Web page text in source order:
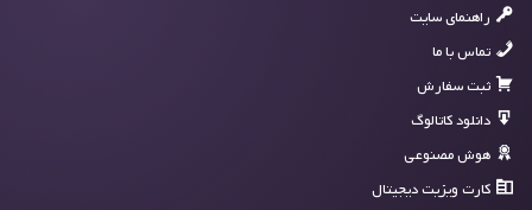
راهنمای سایت
تماس با ما
ثبت سفارش
دانلود کاتالوگ
هوش مصنوعی
کارت ویزیت دیجیتال